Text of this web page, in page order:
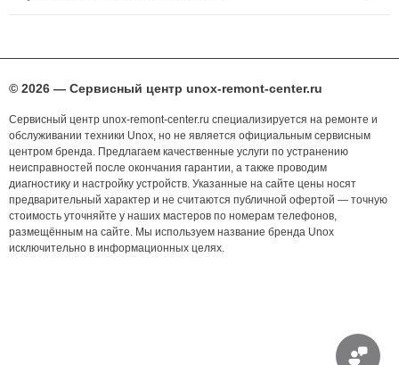
© 2026 — Сервисный центр unox-remont-center.ru
Сервисный центр unox-remont-center.ru специализируется на ремонте и
обслуживании техники Unox, но не является официальным сервисным
центром бренда. Предлагаем качественные услуги по устранению
неисправностей после окончания гарантии, а также проводим
диагностику и настройку устройств. Указанные на сайте цены носят
предварительный характер и не считаются публичной офертой — точную
стоимость уточняйте у наших мастеров по номерам телефонов,
размещённым на сайте. Мы используем название бренда Unox
исключительно в информационных целях.